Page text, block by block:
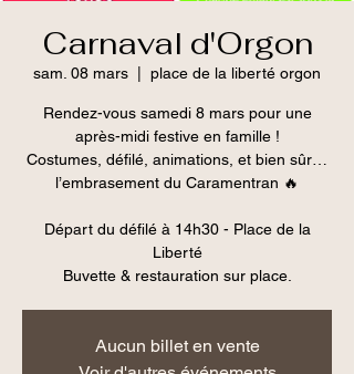
Carnaval d'Orgon
sam. 08 mars place de la liberté orgon
Rendez-vous samedi 8 mars pour une
après-midi festive en famille !
Costumes, défilé, animations, et bien sûr…
l’embrasement du Caramentran 🔥
Départ du défilé à 14h30 - Place de la
Liberté
Aucun billet en vente